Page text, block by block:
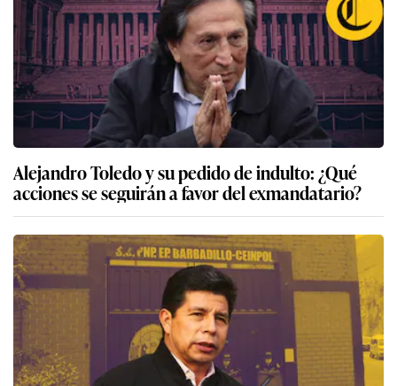
Alejandro Toledo y su pedido de indulto: ¿Qué
acciones se seguirán a favor del exmandatario?